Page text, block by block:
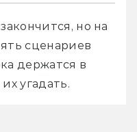
но на
сценариев
держатся в
угадать.